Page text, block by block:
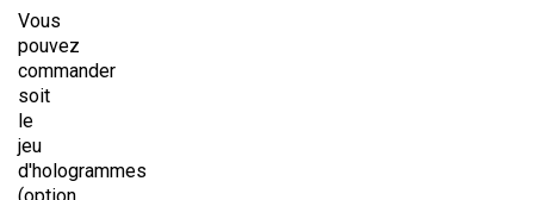
Vous
pouvez
commander
soit
le
jeu
d'hologrammes